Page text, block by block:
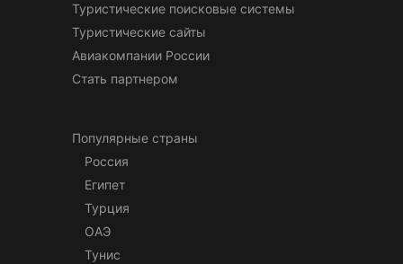
Туристические поисковые системы
Туристические сайты
Авиакомпании России
Стать партнером
Популярные страны
Россия
Египет
Турция
ОАЭ
Тунис